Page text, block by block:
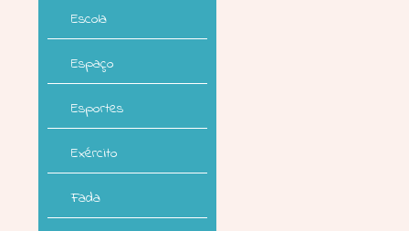
Escola
Espaço
Esportes
Exército
Fada